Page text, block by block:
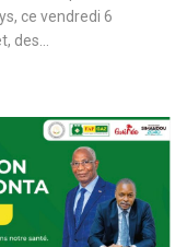
ce vendredi 6
des